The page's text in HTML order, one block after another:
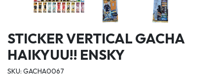
STICKER VERTICAL GACHA
HAIKYUU!! ENSKY
SKU: GACHA0067